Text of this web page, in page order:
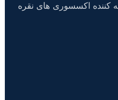
کننده اکسسوری های نقره